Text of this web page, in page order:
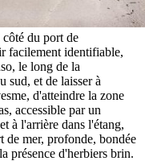
du port de
facilement identifiable,
le long de la
sud, et de laisser à
d'atteindre la zone
accessible par un
à l'arrière dans l'étang,
de mer, profonde, bondée
présence d'herbiers brin.